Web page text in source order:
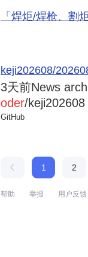
「焊炬/焊枪、割
keji202608/
3天前News
oder/
GitHub
1 2
帮助 举报 用户反馈